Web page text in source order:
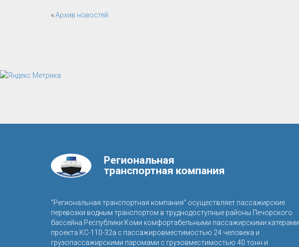
«Архив новостей
Региональная
транспортная компания
"Региональная транспортная компания" осуществляет пассажирские
перевозки водным транспортом в труднодоступные районы Печорского
бассейна Республики Коми комфортабельными пассажирскими катерами
проекта КС-110-32а с пассажировместимостью 24 человека и
грузопассажирскими паромами с грузовместимостью 40 тонн и